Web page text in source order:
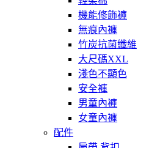
機能修飾褲
無痕內褲
竹炭抗菌纖維
大尺碼XXL
淺色不顯色
安全褲
男童內褲
女童內褲
配件